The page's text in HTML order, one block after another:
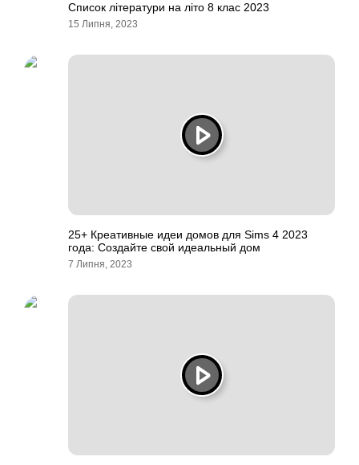
Список літератури на літо 8 клас 2023
15 Липня, 2023
25+ Креативные идеи домов для Sims 4 2023
года: Создайте свой идеальный дом
7 Липня, 2023